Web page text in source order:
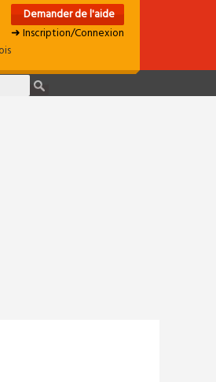
Demander de l'aide
➜ Inscription/Connexion